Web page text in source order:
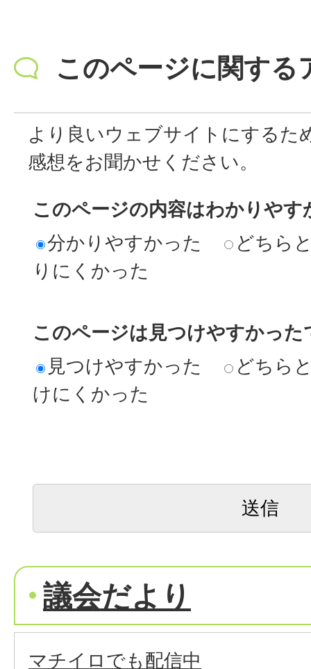
このページに関する
より良いウェブサイトにするた
感想をお聞かせください。
このページの内容はわかりやす
分かりやすかった
どちら
りにくかった
このページは見つけやすかった
見つけやすかった
どちら
けにくかった
議会だより
マチイロでも配信中